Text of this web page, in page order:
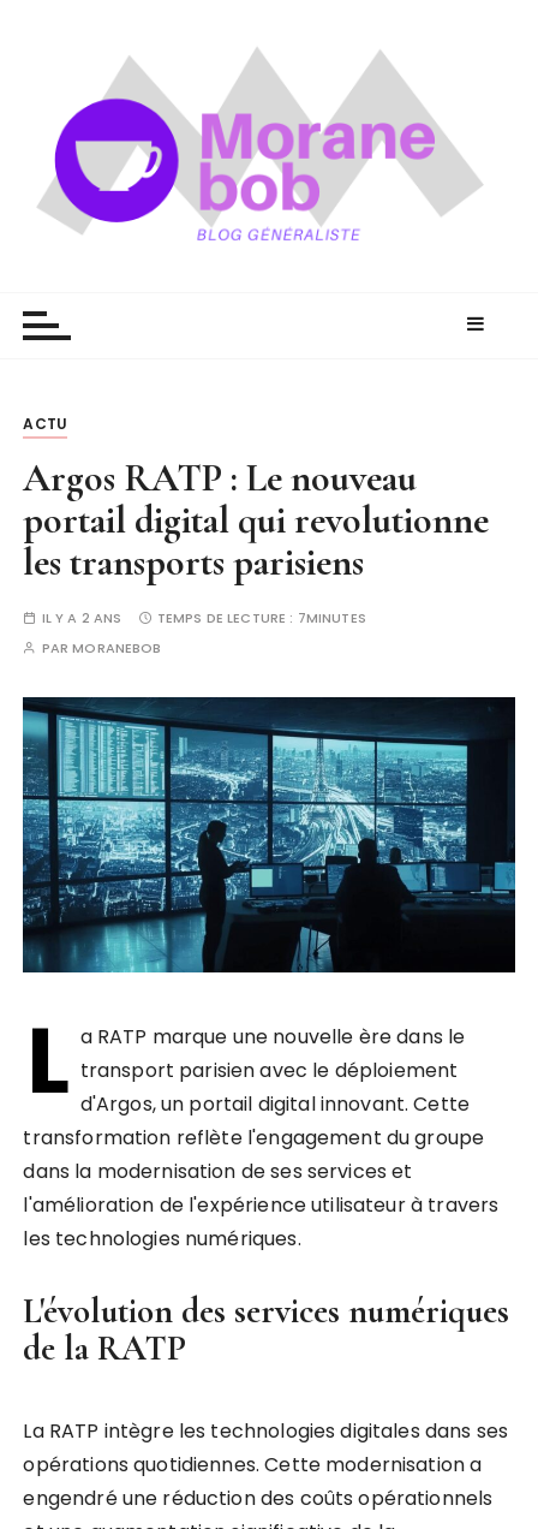
ACTU
Argos RATP : Le nouveau
portail digital qui revolutionne
les transports parisiens
IL Y A 2 ANS TEMPS DE LECTURE : 7MINUTES
PARMORANEBOB
L a RATP marque une nouvelle ère dans le
transport parisien avec le déploiement
d'Argos, un portail digital innovant. Cette
transformation reflète l'engagement du groupe
dans la modernisation de ses services et
l'amélioration de l'expérience utilisateur à travers
les technologies numériques.
L'évolution des services numériques
de la RATP
La RATP intègre les technologies digitales dans ses
opérations quotidiennes. Cette modernisation a
engendré une réduction des coûts opérationnels